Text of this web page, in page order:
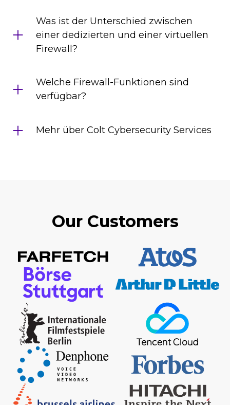
Was ist der Unterschied zwischen
einer dedizierten und einer virtuellen
Firewall?
Welche Firewall-Funktionen sind
verfügbar?
Mehr über Colt Cybersecurity Services
Our Customers